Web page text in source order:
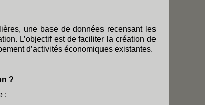
une base de données recensant les
L’objectif est de faciliter la création de
d’activités économiques existantes.
?
: